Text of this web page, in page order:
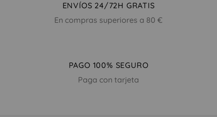
de
ENVÍOS 24/72H GRATIS
En compras superiores a 80 €
PAGO 100% SEGURO
Paga con tarjeta